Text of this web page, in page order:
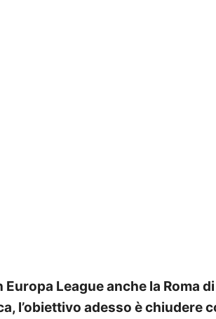
League anche la Roma
l’obiettivo adesso è chiudere